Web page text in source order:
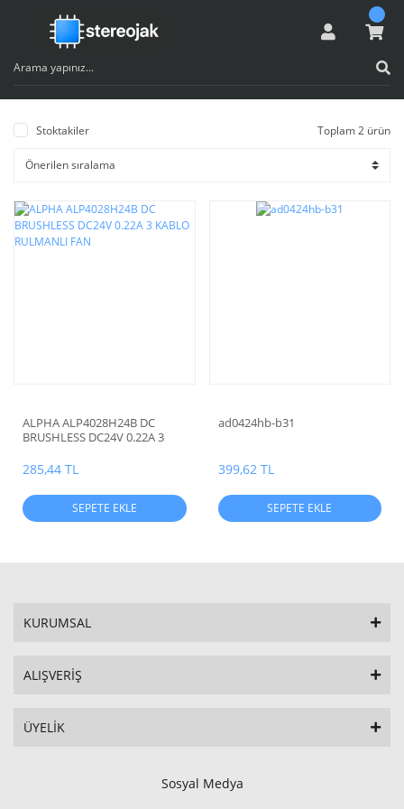
Stoktakiler Toplam 2 ürün
ALPHA ALP4028H24B DC
BRUSHLESS DC24V 0.22A 3
285,44 TL
SEPETE EKLE
ad0424hb-b31
399,62 TL
SEPETE EKLE
KURUMSAL
ALIŞVERİŞ
ÜYELİK
Sosyal Medya